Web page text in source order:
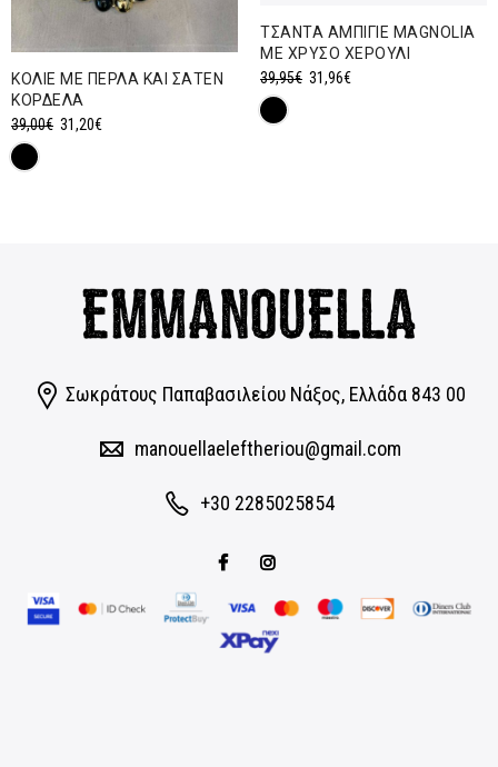
ΚΟΛΙΕ ΜΕ ΠΕΡΛΑ ΚΑΙ ΣΑΤΕΝ
ΚΟΡΔΕΛΑ
39,00€ Original
31,20€Η
ΤΣΑΝΤΑ ΑΜΠΙΓΙΕ MAGNOLIA
ΜΕ ΧΡΥΣΟ ΧΕΡΟΥΛΙ
39,95€ Original
31,96€Η
Σωκράτους Παπαβασιλείου Νάξος, Eλλάδα 843 00
manouellaeleftheriou@gmail.com
+30 2285025854